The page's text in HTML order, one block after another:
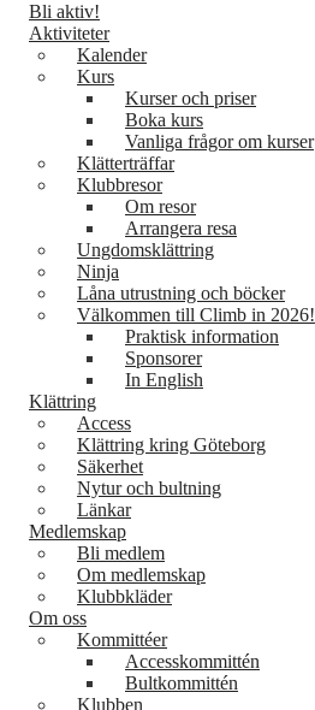
Bli aktiv!
Aktiviteter
Kalender
Kurs
Kurser och priser
Boka kurs
Vanliga frågor om kurser
Klätterträffar
Klubbresor
Om resor
Arrangera resa
Ungdomsklättring
Ninja
Låna utrustning och böcker
Välkommen till Climb in 2026!
Praktisk information
Sponsorer
In English
Klättring
Access
Klättring kring Göteborg
Säkerhet
Nytur och bultning
Länkar
Medlemskap
Bli medlem
Om medlemskap
Klubbkläder
Om oss
Kommittéer
Accesskommittén
Bultkommittén
Klubben